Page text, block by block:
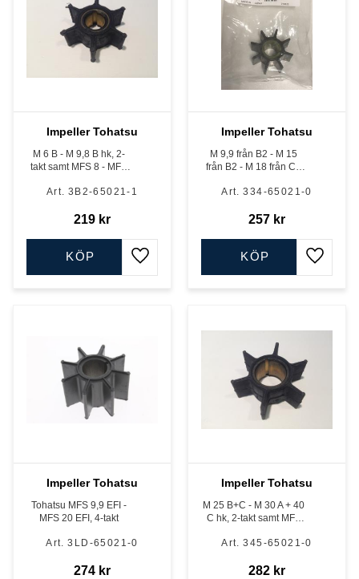
Impeller Tohatsu
M 6 B - M 9,8 B hk, 2-
takt samt MFS 8 - MFS
3B2-65021-1
219 kr
Lägg till i favoriter
KÖP
Impeller Tohatsu
M 9,9 från B2 - M 15
från B2 - M 18 från C2
- MFS 20 hk, 4-takt. Ej
EFI 333cc.
334-65021-0
257 kr
Lägg
KÖP
Impeller Tohatsu
Tohatsu MFS 9,9 EFI -
MFS 20 EFI, 4-takt
3LD-65021-0
274 kr
Impeller Tohatsu
M 25 B+C - M 30 A + 40
C hk, 2-takt samt MFS
hk, MFS 25 C - MFS 30
takt. 1,92 : 1 vxh
345-65021-0
282 kr